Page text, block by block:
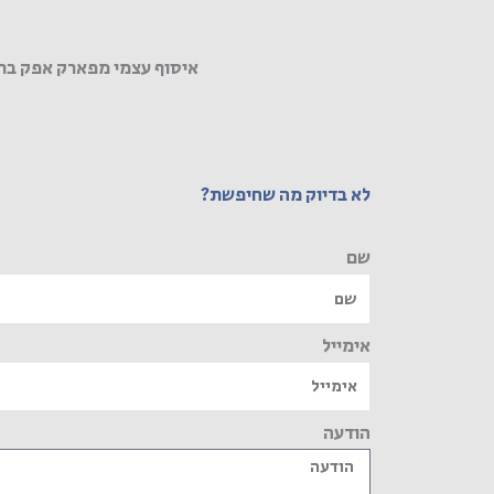
איסוף עצמי מפארק אפק
לא בדיוק מה שחיפשת?
שם
אימייל
הודעה